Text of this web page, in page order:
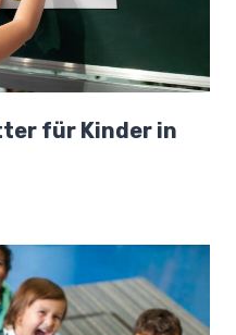
für Kinder in